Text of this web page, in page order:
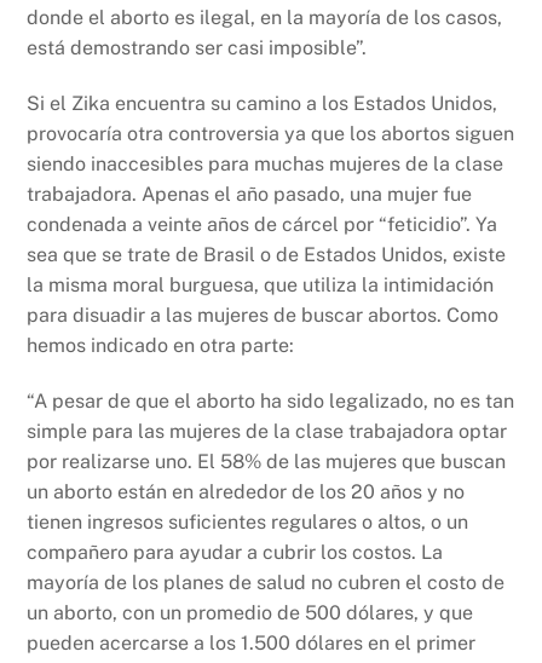
donde el aborto es ilegal, en la mayoría de los casos,
está demostrando ser casi imposible”.
Si el Zika encuentra su camino a los Estados Unidos,
provocaría otra controversia ya que los abortos siguen
siendo inaccesibles para muchas mujeres de la clase
trabajadora. Apenas el año pasado, una mujer fue
condenada a veinte años de cárcel por “feticidio”. Ya
sea que se trate de Brasil o de Estados Unidos, existe
la misma moral burguesa, que utiliza la intimidación
para disuadir a las mujeres de buscar abortos. Como
hemos indicado en otra parte:
“A pesar de que el aborto ha sido legalizado, no es tan
simple para las mujeres de la clase trabajadora optar
por realizarse uno. El 58% de las mujeres que buscan
un aborto están en alrededor de los 20 años y no
tienen ingresos suficientes regulares o altos, o un
compañero para ayudar a cubrir los costos. La
mayoría de los planes de salud no cubren el costo de
un aborto, con un promedio de 500 dólares, y que
pueden acercarse a los 1.500 dólares en el primer